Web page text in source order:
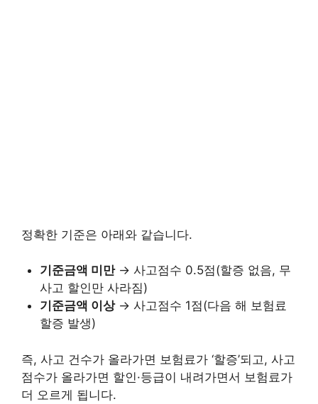
정확한 기준은 아래와 같습니다.
기준금액 미만→ 사고점수 0.5점(할증 없음, 무
사고 할인만 사라짐)
기준금액 이상→ 사고점수 1점(다음 해 보험료
할증 발생)
즉, 사고 건수가 올라가면 보험료가 ‘할증’되고, 사고
점수가 올라가면 할인·등급이 내려가면서 보험료가
더 오르게 됩니다.